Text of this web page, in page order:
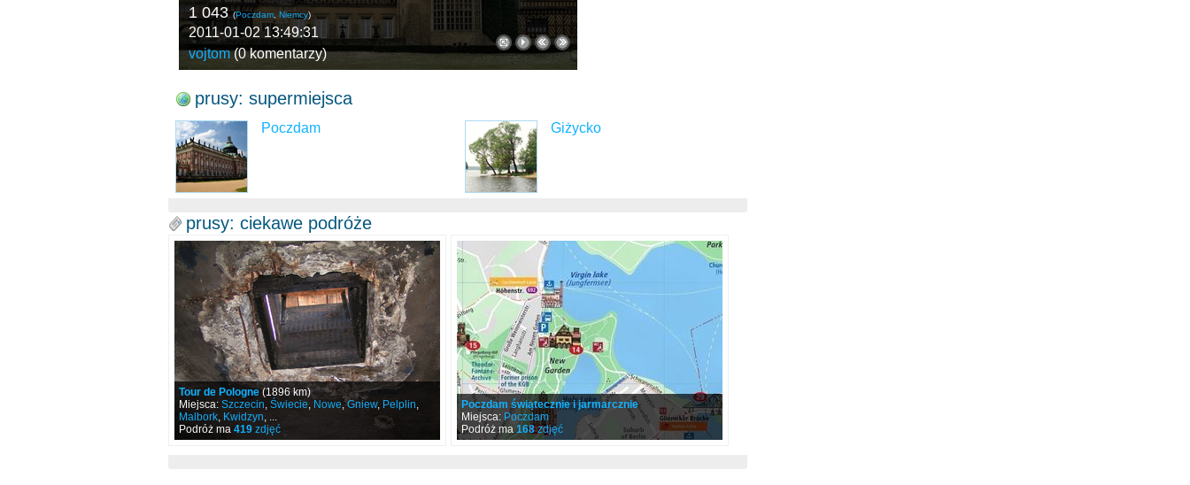
1 043 (Poczdam, Niemcy)
2011-01-02 13:49:31
vojtom(0 komentarzy)
prusy: supermiejsca
Poczdam Giżycko
prusy: ciekawe podróże
Tour de Pologne(1896 km)
Miejsca: Szczecin, Świecie, Nowe,Gniew, Pelplin,
Malbork, Kwidzyn, ...
Podróż ma 419zdjęć
Poczdam świątecznie i jarmarcznie
Miejsca: Poczdam
Podróż ma 168zdjęć